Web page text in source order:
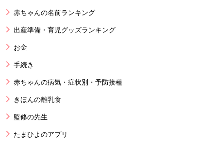
赤ちゃんの名前ランキング
出産準備・育児グッズランキング
お金
手続き
赤ちゃんの病気・症状別・予防接種
きほんの離乳食
監修の先生
たまひよのアプリ